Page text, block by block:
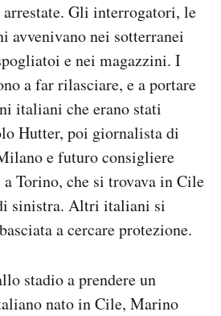
Gli interrogatori, le
avvenivano nei sotterranei
e nei magazzini. I
a far rilasciare, e a portare
italiani che erano stati
Hutter, poi giornalista di
e futuro consigliere
Torino, che si trovava in Cile
sinistra. Altri italiani si
a cercare protezione.
stadio a prendere un
nato in Cile, Marino